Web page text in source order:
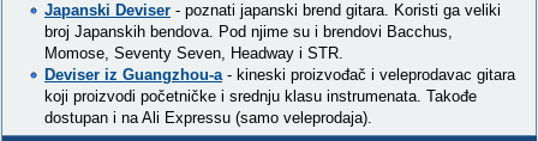
Japanski Deviser - poznati japanski brend gitara. Koristi ga veliki
broj Japanskih bendova. Pod njime su i brendovi Bacchus,
Momose, Seventy Seven, Headway i STR.
Deviser iz Guangzhou-a- kineski proizvođač i veleprodavac gitara
koji proizvodi početničke i srednju klasu instrumenata. Takođe
dostupan i na Ali Expressu (samo veleprodaja).